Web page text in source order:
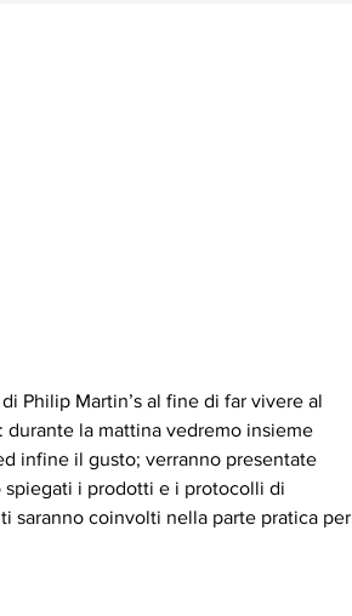
Philip Martin’s al fine di far vivere al
la mattina vedremo insieme
infine il gusto; verranno presentate
i prodotti e i protocolli di
saranno coinvolti nella parte pratica per